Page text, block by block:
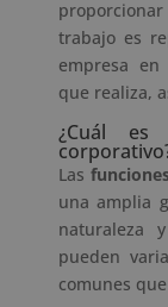
trabajo es
empresa en
que realiza,
¿Cuál
Las
una amplia
naturaleza
pueden
comunes